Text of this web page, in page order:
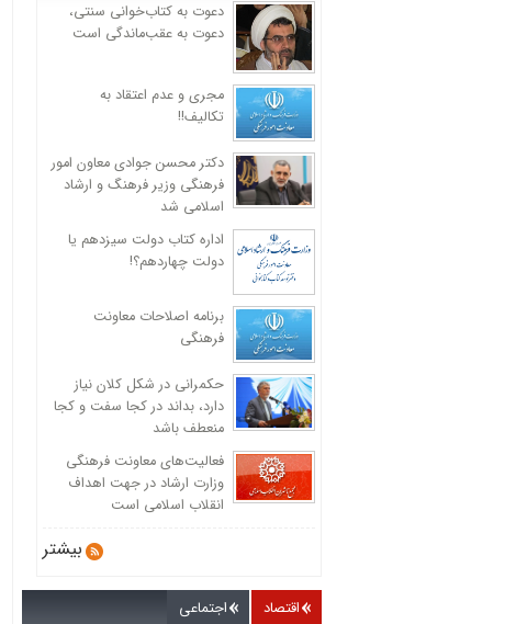
دعوت به کتاب‌خوانی سنتی،
دعوت به عقب‌ماندگی است
مجری و عدم اعتقاد به
تکالیف!!
دکتر محسن جوادی معاون امور
فرهنگی وزیر فرهنگ و ارشاد
اسلامی شد
اداره کتاب دولت سیزدهم یا
دولت چهاردهم؟!
برنامه اصلاحات معاونت
فرهنگی
حکمرانی در شکل کلان نیاز
دارد، بداند در کجا سفت و کجا
منعطف باشد
فعالیت‌های معاونت فرهنگی
وزارت ارشاد در جهت اهداف
انقلاب اسلامی است
بیشتر
اقتصاد اجتماعی